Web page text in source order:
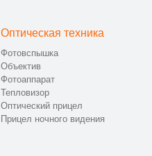
Оптическая техника
Фотовспышка
Объектив
Фотоаппарат
Тепловизор
Оптический прицел
Прицел ночного видения